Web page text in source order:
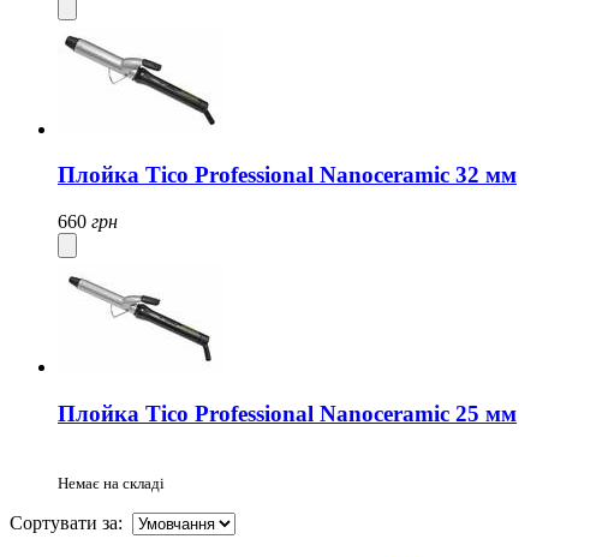
Плойка Tico Professional Nanoceramic 32 мм
660 грн
Плойка Tico Professional Nanoceramic 25 мм
Немає на складі
Сортувати за: